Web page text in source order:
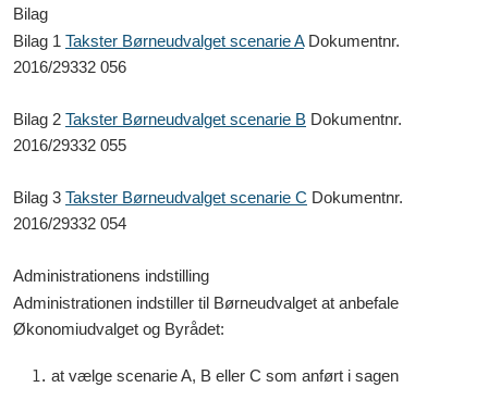
Bilag
Bilag 1 Takster Børneudvalget scenarie ADokumentnr.
2016/29332 056
Bilag 2 Takster Børneudvalget scenarie B Dokumentnr.
2016/29332 055
Bilag 3 Takster Børneudvalget scenarie C Dokumentnr.
2016/29332 054
Administrationens indstilling
Administrationen indstiller til Børneudvalget at anbefale
Økonomiudvalget og Byrådet:
at vælge scenarie A, B eller C som anført i sagen